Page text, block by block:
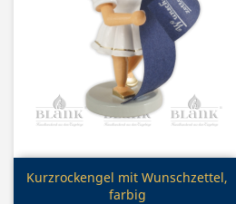
Vorschau
Kurzrockengel mit Wunschzettel,
farbig